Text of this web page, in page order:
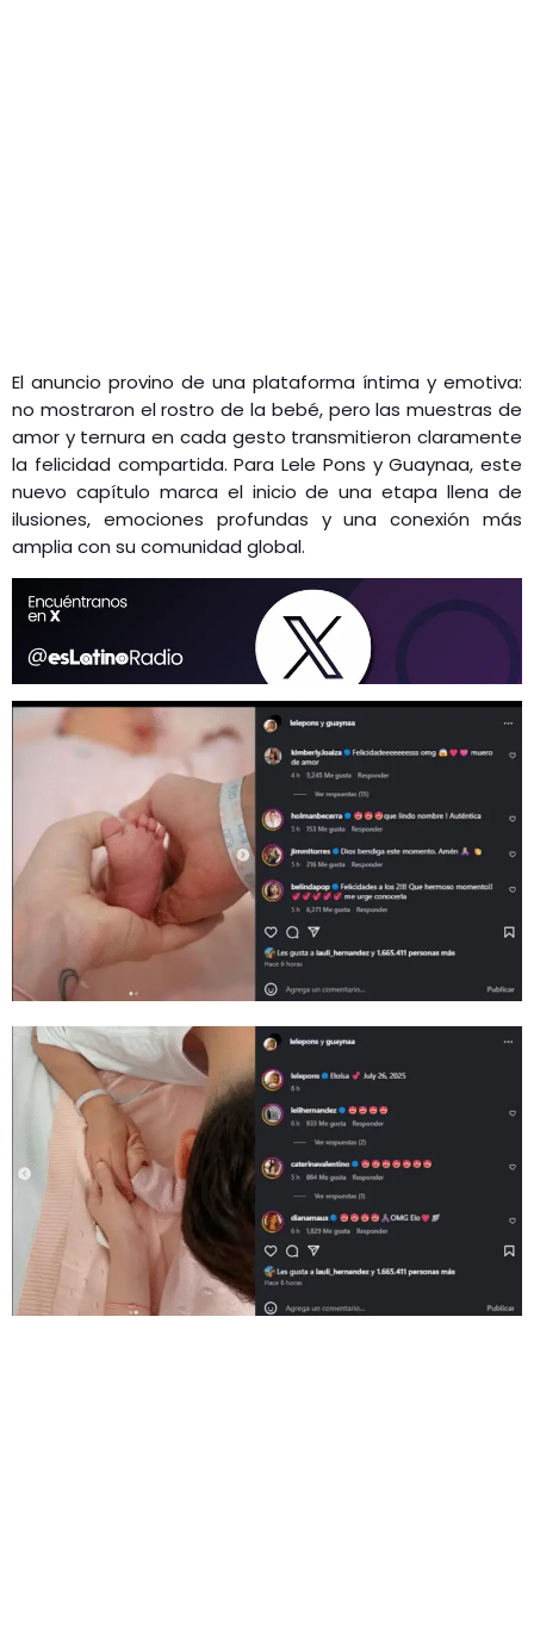
El anuncio provino de una plataforma íntima y emotiva:
no mostraron el rostro de la bebé, pero las muestras de
amor y ternura en cada gesto transmitieron claramente
la felicidad compartida. Para Lele Pons y Guaynaa, este
nuevo capítulo marca el inicio de una etapa llena de
ilusiones, emociones profundas y una conexión más
amplia con su comunidad global.